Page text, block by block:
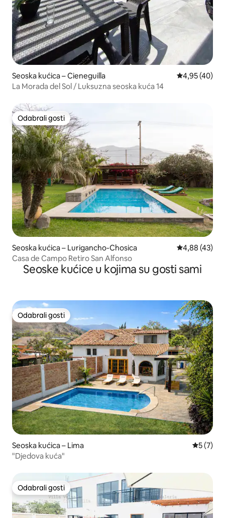
Seoska kućica – Cieneguilla Prosječna
4,95 (40)
La Morada del Sol / Luksuzna seoska kuća 14
Odabrali gosti
Odabrali gosti
Seoska kućica – Lurigancho-Chosica Prosječna
4,88 (43)
Casa de Campo Retiro San Alfonso
Seoske kućice u kojima su gosti sami
Odabrali gosti
Odabrali gosti
Seoska kućica – Lima
5 (7)
"Djedova kuća"
Odabrali gosti
Odabrali gosti